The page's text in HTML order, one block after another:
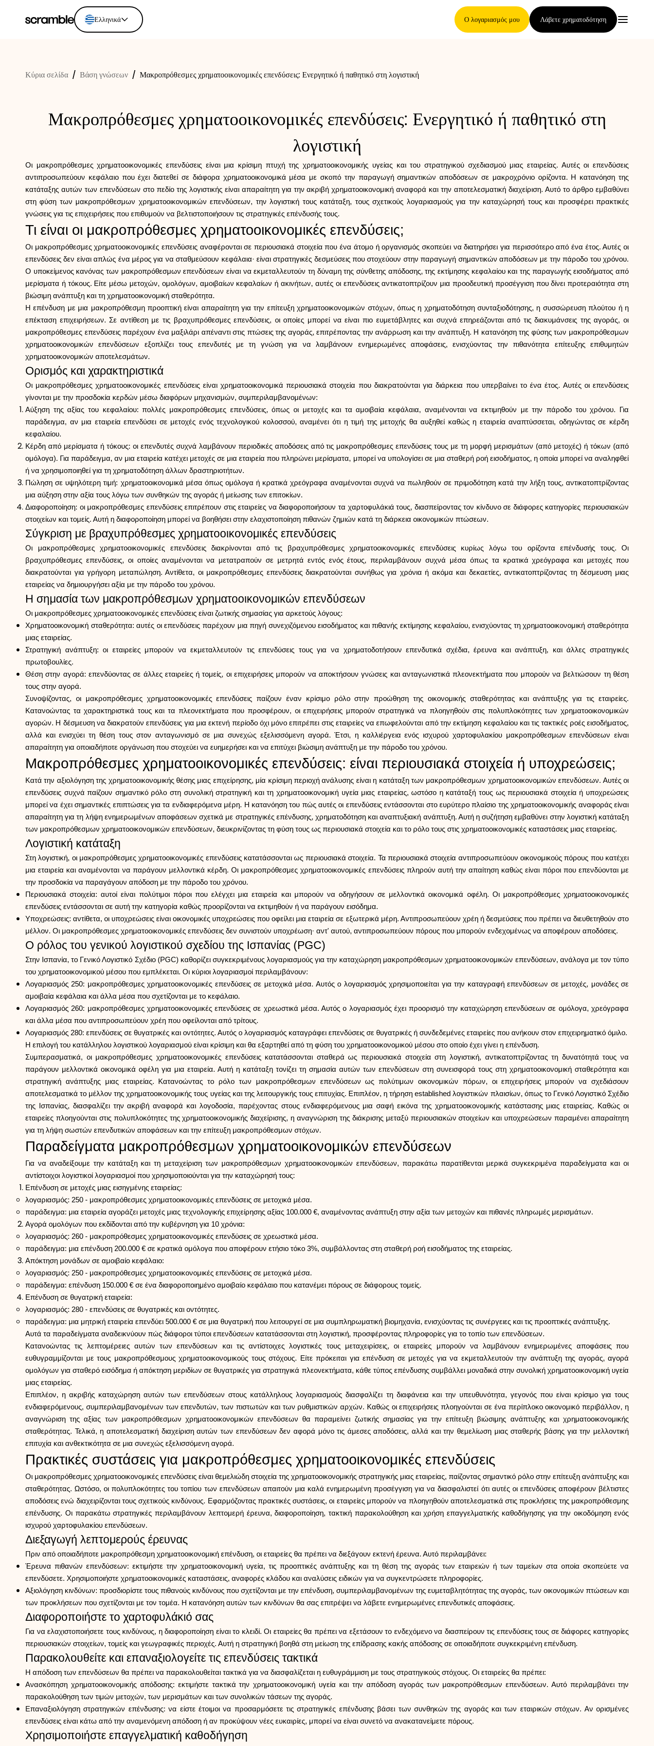
Ελληνικά
Español
Deutsch
Ο λογαριασμός μου Λάβετε χρηματοδότηση
Όροι ανάθεσης απαιτήσεων
Γκαλερί μαρκών
Υπολογιστές
Ιστορικό γύρων
Ιστολόγιο
Επικοινωνήστε μαζί μας
ask@scrambleup.com
Κύρια σελίδα / Βάση γνώσεων / Μακροπρόθεσμες χρηματοοικονομικές επενδύσεις: Ενεργητικό ή παθητικό στη λογιστική
Μακροπρόθεσμες χρηματοοικονομικές επενδύσεις: Ενεργητικό ή παθητικό στη
λογιστική
Οι μακροπρόθεσμες χρηματοοικονομικές επενδύσεις είναι μια κρίσιμη πτυχή της χρηματοοικονομικής υγείας και του στρατηγικού σχεδιασμού μιας εταιρείας. Αυτές οι επενδύσεις
αντιπροσωπεύουν κεφάλαιο που έχει διατεθεί σε διάφορα χρηματοοικονομικά μέσα με σκοπό την παραγωγή σημαντικών αποδόσεων σε μακροχρόνιο ορίζοντα. Η κατανόηση της
κατάταξης αυτών των επενδύσεων στο πεδίο της λογιστικής είναι απαραίτητη για την ακριβή χρηματοοικονομική αναφορά και την αποτελεσματική διαχείριση. Αυτό το άρθρο εμβαθύνει
στη φύση των μακροπρόθεσμων χρηματοοικονομικών επενδύσεων, την λογιστική τους κατάταξη, τους σχετικούς λογαριασμούς για την καταχώρησή τους και προσφέρει πρακτικές
γνώσεις για τις επιχειρήσεις που επιθυμούν να βελτιστοποιήσουν τις στρατηγικές επένδυσής τους.
Τι είναι οι μακροπρόθεσμες χρηματοοικονομικές επενδύσεις;
Οι μακροπρόθεσμες χρηματοοικονομικές επενδύσεις αναφέρονται σε περιουσιακά στοιχεία που ένα άτομο ή οργανισμός σκοπεύει να διατηρήσει για περισσότερο από ένα έτος. Αυτές οι
επενδύσεις δεν είναι απλώς ένα μέρος για να σταθμεύσουν κεφάλαια· είναι στρατηγικές δεσμεύσεις που στοχεύουν στην παραγωγή σημαντικών αποδόσεων με την πάροδο του χρόνου.
Ο υποκείμενος κανόνας των μακροπρόθεσμων επενδύσεων είναι να εκμεταλλευτούν τη δύναμη της σύνθετης απόδοσης, της εκτίμησης κεφαλαίου και της παραγωγής εισοδήματος από
μερίσματα ή τόκους. Είτε μέσω μετοχών, ομολόγων, αμοιβαίων κεφαλαίων ή ακινήτων, αυτές οι επενδύσεις αντικατοπτρίζουν μια προοδευτική προσέγγιση που δίνει προτεραιότητα στη
βιώσιμη ανάπτυξη και τη χρηματοοικονομική σταθερότητα.
Η επένδυση με μια μακροπρόθεσμη προοπτική είναι απαραίτητη για την επίτευξη χρηματοοικονομικών στόχων, όπως η χρηματοδότηση συνταξιοδότησης, η συσσώρευση πλούτου ή η
επέκταση επιχειρήσεων. Σε αντίθεση με τις βραχυπρόθεσμες επενδύσεις, οι οποίες μπορεί να είναι πιο ευμετάβλητες και συχνά επηρεάζονται από τις διακυμάνσεις της αγοράς, οι
μακροπρόθεσμες επενδύσεις παρέχουν ένα μαξιλάρι απέναντι στις πτώσεις της αγοράς, επιτρέποντας την ανάρρωση και την ανάπτυξη. Η κατανόηση της φύσης των μακροπρόθεσμων
χρηματοοικονομικών επενδύσεων εξοπλίζει τους επενδυτές με τη γνώση για να λαμβάνουν ενημερωμένες αποφάσεις, ενισχύοντας την πιθανότητα επίτευξης επιθυμητών
χρηματοοικονομικών αποτελεσμάτων.
Ορισμός και χαρακτηριστικά
Οι μακροπρόθεσμες χρηματοοικονομικές επενδύσεις είναι χρηματοοικονομικά περιουσιακά στοιχεία που διακρατούνται για διάρκεια που υπερβαίνει το ένα έτος. Αυτές οι επενδύσεις
γίνονται με την προσδοκία κερδών μέσω διαφόρων μηχανισμών, συμπεριλαμβανομένων:
Αύξηση της αξίας του κεφαλαίου: πολλές μακροπρόθεσμες επενδύσεις, όπως οι μετοχές και τα αμοιβαία κεφάλαια, αναμένονται να εκτιμηθούν με την πάροδο του χρόνου. Για
παράδειγμα, αν μια εταιρεία επενδύσει σε μετοχές ενός τεχνολογικού κολοσσού, αναμένει ότι η τιμή της μετοχής θα αυξηθεί καθώς η εταιρεία αναπτύσσεται, οδηγώντας σε κέρδη
κεφαλαίου.
Κέρδη από μερίσματα ή τόκους: οι επενδυτές συχνά λαμβάνουν περιοδικές αποδόσεις από τις μακροπρόθεσμες επενδύσεις τους με τη μορφή μερισμάτων (από μετοχές) ή τόκων (από
ομόλογα). Για παράδειγμα, αν μια εταιρεία κατέχει μετοχές σε μια εταιρεία που πληρώνει μερίσματα, μπορεί να υπολογίσει σε μια σταθερή ροή εισοδήματος, η οποία μπορεί να αναληφθεί
ή να χρησιμοποιηθεί για τη χρηματοδότηση άλλων δραστηριοτήτων.
Πώληση σε υψηλότερη τιμή: χρηματοοικονομικά μέσα όπως ομόλογα ή κρατικά χρεόγραφα αναμένονται συχνά να πωληθούν σε πριμοδότηση κατά την λήξη τους, αντικατοπτρίζοντας
μια αύξηση στην αξία τους λόγω των συνθηκών της αγοράς ή μείωσης των επιτοκίων.
Διαφοροποίηση: οι μακροπρόθεσμες επενδύσεις επιτρέπουν στις εταιρείες να διαφοροποιήσουν τα χαρτοφυλάκιά τους, διασπείροντας τον κίνδυνο σε διάφορες κατηγορίες περιουσιακών
στοιχείων και τομείς. Αυτή η διαφοροποίηση μπορεί να βοηθήσει στην ελαχιστοποίηση πιθανών ζημιών κατά τη διάρκεια οικονομικών πτώσεων.
Σύγκριση με βραχυπρόθεσμες χρηματοοικονομικές επενδύσεις
Οι μακροπρόθεσμες χρηματοοικονομικές επενδύσεις διακρίνονται από τις βραχυπρόθεσμες χρηματοοικονομικές επενδύσεις κυρίως λόγω του ορίζοντα επένδυσής τους. Οι
βραχυπρόθεσμες επενδύσεις, οι οποίες αναμένονται να μετατραπούν σε μετρητά εντός ενός έτους, περιλαμβάνουν συχνά μέσα όπως τα κρατικά χρεόγραφα και μετοχές που
διακρατούνται για γρήγορη μεταπώληση. Αντίθετα, οι μακροπρόθεσμες επενδύσεις διακρατούνται συνήθως για χρόνια ή ακόμα και δεκαετίες, αντικατοπτρίζοντας τη δέσμευση μιας
εταιρείας να δημιουργήσει αξία με την πάροδο του χρόνου.
Η σημασία των μακροπρόθεσμων χρηματοοικονομικών επενδύσεων
Οι μακροπρόθεσμες χρηματοοικονομικές επενδύσεις είναι ζωτικής σημασίας για αρκετούς λόγους:
Χρηματοοικονομική σταθερότητα: αυτές οι επενδύσεις παρέχουν μια πηγή συνεχιζόμενου εισοδήματος και πιθανής εκτίμησης κεφαλαίου, ενισχύοντας τη χρηματοοικονομική σταθερότητα
μιας εταιρείας.
Στρατηγική ανάπτυξη: οι εταιρείες μπορούν να εκμεταλλευτούν τις επενδύσεις τους για να χρηματοδοτήσουν επενδυτικά σχέδια, έρευνα και ανάπτυξη, και άλλες στρατηγικές
πρωτοβουλίες.
Θέση στην αγορά: επενδύοντας σε άλλες εταιρείες ή τομείς, οι επιχειρήσεις μπορούν να αποκτήσουν γνώσεις και ανταγωνιστικά πλεονεκτήματα που μπορούν να βελτιώσουν τη θέση
τους στην αγορά.
Συνοψίζοντας, οι μακροπρόθεσμες χρηματοοικονομικές επενδύσεις παίζουν έναν κρίσιμο ρόλο στην προώθηση της οικονομικής σταθερότητας και ανάπτυξης για τις εταιρείες.
Κατανοώντας τα χαρακτηριστικά τους και τα πλεονεκτήματα που προσφέρουν, οι επιχειρήσεις μπορούν στρατηγικά να πλοηγηθούν στις πολυπλοκότητες των χρηματοοικονομικών
αγορών. Η δέσμευση να διακρατούν επενδύσεις για μια εκτενή περίοδο όχι μόνο επιτρέπει στις εταιρείες να επωφελούνται από την εκτίμηση κεφαλαίου και τις τακτικές ροές εισοδήματος,
αλλά και ενισχύει τη θέση τους στον ανταγωνισμό σε μια συνεχώς εξελισσόμενη αγορά. Έτσι, η καλλιέργεια ενός ισχυρού χαρτοφυλακίου μακροπρόθεσμων επενδύσεων είναι
απαραίτητη για οποιαδήποτε οργάνωση που στοχεύει να ευημερήσει και να επιτύχει βιώσιμη ανάπτυξη με την πάροδο του χρόνου.
Μακροπρόθεσμες χρηματοοικονομικές επενδύσεις: είναι περιουσιακά στοιχεία ή υποχρεώσεις;
Κατά την αξιολόγηση της χρηματοοικονομικής θέσης μιας επιχείρησης, μία κρίσιμη περιοχή ανάλυσης είναι η κατάταξη των μακροπρόθεσμων χρηματοοικονομικών επενδύσεων. Αυτές οι
επενδύσεις συχνά παίζουν σημαντικό ρόλο στη συνολική στρατηγική και τη χρηματοοικονομική υγεία μιας εταιρείας, ωστόσο η κατάταξή τους ως περιουσιακά στοιχεία ή υποχρεώσεις
μπορεί να έχει σημαντικές επιπτώσεις για τα ενδιαφερόμενα μέρη. Η κατανόηση του πώς αυτές οι επενδύσεις εντάσσονται στο ευρύτερο πλαίσιο της χρηματοοικονομικής αναφοράς είναι
απαραίτητη για τη λήψη ενημερωμένων αποφάσεων σχετικά με στρατηγικές επένδυσης, χρηματοδότηση και αναπτυξιακή ανάπτυξη. Αυτή η συζήτηση εμβαθύνει στην λογιστική κατάταξη
των μακροπρόθεσμων χρηματοοικονομικών επενδύσεων, διευκρινίζοντας τη φύση τους ως περιουσιακά στοιχεία και το ρόλο τους στις χρηματοοικονομικές καταστάσεις μιας εταιρείας.
Λογιστική κατάταξη
Στη λογιστική, οι μακροπρόθεσμες χρηματοοικονομικές επενδύσεις κατατάσσονται ως περιουσιακά στοιχεία. Τα περιουσιακά στοιχεία αντιπροσωπεύουν οικονομικούς πόρους που κατέχει
μια εταιρεία και αναμένονται να παράγουν μελλοντικά κέρδη. Οι μακροπρόθεσμες χρηματοοικονομικές επενδύσεις πληρούν αυτή την απαίτηση καθώς είναι πόροι που επενδύονται με
την προσδοκία να παραγάγουν απόδοση με την πάροδο του χρόνου.
Περιουσιακά στοιχεία: αυτοί είναι πολύτιμοι πόροι που ελέγχει μια εταιρεία και μπορούν να οδηγήσουν σε μελλοντικά οικονομικά οφέλη. Οι μακροπρόθεσμες χρηματοοικονομικές
επενδύσεις εντάσσονται σε αυτή την κατηγορία καθώς προορίζονται να εκτιμηθούν ή να παράγουν εισόδημα.
Υποχρεώσεις: αντίθετα, οι υποχρεώσεις είναι οικονομικές υποχρεώσεις που οφείλει μια εταιρεία σε εξωτερικά μέρη. Αντιπροσωπεύουν χρέη ή δεσμεύσεις που πρέπει να διευθετηθούν στο
μέλλον. Οι μακροπρόθεσμες χρηματοοικονομικές επενδύσεις δεν συνιστούν υποχρέωση· αντ' αυτού, αντιπροσωπεύουν πόρους που μπορούν ενδεχομένως να αποφέρουν αποδόσεις.
Ο ρόλος του γενικού λογιστικού σχεδίου της Ισπανίας (PGC)
Στην Ισπανία, το Γενικό Λογιστικό Σχέδιο (PGC) καθορίζει συγκεκριμένους λογαριασμούς για την καταχώρηση μακροπρόθεσμων χρηματοοικονομικών επενδύσεων, ανάλογα με τον τύπο
του χρηματοοικονομικού μέσου που εμπλέκεται. Οι κύριοι λογαριασμοί περιλαμβάνουν:
Λογαριασμός 250: μακροπρόθεσμες χρηματοοικονομικές επενδύσεις σε μετοχικά μέσα. Αυτός ο λογαριασμός χρησιμοποιείται για την καταγραφή επενδύσεων σε μετοχές, μονάδες σε
αμοιβαία κεφάλαια και άλλα μέσα που σχετίζονται με το κεφάλαιο.
Λογαριασμός 260: μακροπρόθεσμες χρηματοοικονομικές επενδύσεις σε χρεωστικά μέσα. Αυτός ο λογαριασμός έχει προορισμό την καταχώρηση επενδύσεων σε ομόλογα, χρεόγραφα
και άλλα μέσα που αντιπροσωπεύουν χρέη που οφείλονται από τρίτους.
Λογαριασμός 280: επενδύσεις σε θυγατρικές και οντότητες. Αυτός ο λογαριασμός καταγράφει επενδύσεις σε θυγατρικές ή συνδεδεμένες εταιρείες που ανήκουν στον επιχειρηματικό όμιλο.
Η επιλογή του κατάλληλου λογιστικού λογαριασμού είναι κρίσιμη και θα εξαρτηθεί από τη φύση του χρηματοοικονομικού μέσου στο οποίο έχει γίνει η επένδυση.
Συμπερασματικά, οι μακροπρόθεσμες χρηματοοικονομικές επενδύσεις κατατάσσονται σταθερά ως περιουσιακά στοιχεία στη λογιστική, αντικατοπτρίζοντας τη δυνατότητά τους να
παράγουν μελλοντικά οικονομικά οφέλη για μια εταιρεία. Αυτή η κατάταξη τονίζει τη σημασία αυτών των επενδύσεων στη συνεισφορά τους στη χρηματοοικονομική σταθερότητα και
στρατηγική ανάπτυξης μιας εταιρείας. Κατανοώντας το ρόλο των μακροπρόθεσμων επενδύσεων ως πολύτιμων οικονομικών πόρων, οι επιχειρήσεις μπορούν να σχεδιάσουν
αποτελεσματικά το μέλλον της χρηματοοικονομικής τους υγείας και της λειτουργικής τους επιτυχίας. Επιπλέον, η τήρηση established λογιστικών πλαισίων, όπως το Γενικό Λογιστικό Σχέδιο
της Ισπανίας, διασφαλίζει την ακριβή αναφορά και λογοδοσία, παρέχοντας στους ενδιαφερόμενους μια σαφή εικόνα της χρηματοοικονομικής κατάστασης μιας εταιρείας. Καθώς οι
εταιρείες πλοηγούνται στις πολυπλοκότητες της χρηματοοικονομικής διαχείρισης, η αναγνώριση της διάκρισης μεταξύ περιουσιακών στοιχείων και υποχρεώσεων παραμένει απαραίτητη
για τη λήψη σωστών επενδυτικών αποφάσεων και την επίτευξη μακροπρόθεσμων στόχων.
Παραδείγματα μακροπρόθεσμων χρηματοοικονομικών επενδύσεων
Για να αναδείξουμε την κατάταξη και τη μεταχείριση των μακροπρόθεσμων χρηματοοικονομικών επενδύσεων, παρακάτω παρατίθενται μερικά συγκεκριμένα παραδείγματα και οι
αντίστοιχοι λογιστικοί λογαριασμοί που χρησιμοποιούνται για την καταχώρησή τους:
Επένδυση σε μετοχές μιας εισηγμένης εταιρείας:
λογαριασμός: 250 - μακροπρόθεσμες χρηματοοικονομικές επενδύσεις σε μετοχικά μέσα.
παράδειγμα: μια εταιρεία αγοράζει μετοχές μιας τεχνολογικής επιχείρησης αξίας 100.000 €, αναμένοντας ανάπτυξη στην αξία των μετοχών και πιθανές πληρωμές μερισμάτων.
Αγορά ομολόγων που εκδίδονται από την κυβέρνηση για 10 χρόνια:
λογαριασμός: 260 - μακροπρόθεσμες χρηματοοικονομικές επενδύσεις σε χρεωστικά μέσα.
παράδειγμα: μια επένδυση 200.000 € σε κρατικά ομόλογα που αποφέρουν ετήσιο τόκο 3%, συμβάλλοντας στη σταθερή ροή εισοδήματος της εταιρείας.
Απόκτηση μονάδων σε αμοιβαίο κεφάλαιο:
λογαριασμός: 250 - μακροπρόθεσμες χρηματοοικονομικές επενδύσεις σε μετοχικά μέσα.
παράδειγμα: επένδυση 150.000 € σε ένα διαφοροποιημένο αμοιβαίο κεφάλαιο που κατανέμει πόρους σε διάφορους τομείς.
Επένδυση σε θυγατρική εταιρεία:
λογαριασμός: 280 - επενδύσεις σε θυγατρικές και οντότητες.
παράδειγμα: μια μητρική εταιρεία επενδύει 500.000 € σε μια θυγατρική που λειτουργεί σε μια συμπληρωματική βιομηχανία, ενισχύοντας τις συνέργειες και τις προοπτικές ανάπτυξης.
Αυτά τα παραδείγματα αναδεικνύουν πώς διάφοροι τύποι επενδύσεων κατατάσσονται στη λογιστική, προσφέροντας πληροφορίες για το τοπίο των επενδύσεων.
Κατανοώντας τις λεπτομέρειες αυτών των επενδύσεων και τις αντίστοιχες λογιστικές τους μεταχειρίσεις, οι εταιρείες μπορούν να λαμβάνουν ενημερωμένες αποφάσεις που
ευθυγραμμίζονται με τους μακροπρόθεσμους χρηματοοικονομικούς τους στόχους. Είτε πρόκειται για επένδυση σε μετοχές για να εκμεταλλευτούν την ανάπτυξη της αγοράς, αγορά
ομολόγων για σταθερό εισόδημα ή απόκτηση μεριδίων σε θυγατρικές για στρατηγικά πλεονεκτήματα, κάθε τύπος επένδυσης συμβάλλει μοναδικά στην συνολική χρηματοοικονομική υγεία
μιας εταιρείας.
Επιπλέον, η ακριβής καταχώρηση αυτών των επενδύσεων στους κατάλληλους λογαριασμούς διασφαλίζει τη διαφάνεια και την υπευθυνότητα, γεγονός που είναι κρίσιμο για τους
ενδιαφερόμενους, συμπεριλαμβανομένων των επενδυτών, των πιστωτών και των ρυθμιστικών αρχών. Καθώς οι επιχειρήσεις πλοηγούνται σε ένα περίπλοκο οικονομικό περιβάλλον, η
αναγνώριση της αξίας των μακροπρόθεσμων χρηματοοικονομικών επενδύσεων θα παραμείνει ζωτικής σημασίας για την επίτευξη βιώσιμης ανάπτυξης και χρηματοοικονομικής
σταθερότητας. Τελικά, η αποτελεσματική διαχείριση αυτών των επενδύσεων δεν αφορά μόνο τις άμεσες αποδόσεις, αλλά και την θεμελίωση μιας σταθερής βάσης για την μελλοντική
επιτυχία και ανθεκτικότητα σε μια συνεχώς εξελισσόμενη αγορά.
Πρακτικές συστάσεις για μακροπρόθεσμες χρηματοοικονομικές επενδύσεις
Οι μακροπρόθεσμες χρηματοοικονομικές επενδύσεις είναι θεμελιώδη στοιχεία της χρηματοοικονομικής στρατηγικής μιας εταιρείας, παίζοντας σημαντικό ρόλο στην επίτευξη ανάπτυξης και
σταθερότητας. Ωστόσο, οι πολυπλοκότητες του τοπίου των επενδύσεων απαιτούν μια καλά ενημερωμένη προσέγγιση για να διασφαλιστεί ότι αυτές οι επενδύσεις αποφέρουν βέλτιστες
αποδόσεις ενώ διαχειρίζονται τους σχετικούς κινδύνους. Εφαρμόζοντας πρακτικές συστάσεις, οι εταιρείες μπορούν να πλοηγηθούν αποτελεσματικά στις προκλήσεις της μακροπρόθεσμης
επένδυσης. Οι παρακάτω στρατηγικές περιλαμβάνουν λεπτομερή έρευνα, διαφοροποίηση, τακτική παρακολούθηση και χρήση επαγγελματικής καθοδήγησης για την οικοδόμηση ενός
ισχυρού χαρτοφυλακίου επενδύσεων.
Διεξαγωγή λεπτομερούς έρευνας
Πριν από οποιαδήποτε μακροπρόθεσμη χρηματοοικονομική επένδυση, οι εταιρείες θα πρέπει να διεξάγουν εκτενή έρευνα. Αυτό περιλαμβάνει:
Έρευνα πιθανών επενδύσεων: εκτιμήστε την χρηματοοικονομική υγεία, τις προοπτικές ανάπτυξης και τη θέση της αγοράς των εταιρειών ή των ταμείων στα οποία σκοπεύετε να
επενδύσετε. Χρησιμοποιήστε χρηματοοικονομικές καταστάσεις, αναφορές κλάδου και αναλύσεις ειδικών για να συγκεντρώσετε πληροφορίες.
Αξιολόγηση κινδύνων: προσδιορίστε τους πιθανούς κινδύνους που σχετίζονται με την επένδυση, συμπεριλαμβανομένων της ευμεταβλητότητας της αγοράς, των οικονομικών πτώσεων και
των προκλήσεων που σχετίζονται με τον τομέα. Η κατανόηση αυτών των κινδύνων θα σας επιτρέψει να λάβετε ενημερωμένες επενδυτικές αποφάσεις.
Διαφοροποιήστε το χαρτοφυλάκιό σας
Για να ελαχιστοποιήσετε τους κινδύνους, η διαφοροποίηση είναι το κλειδί. Οι εταιρείες θα πρέπει να εξετάσουν το ενδεχόμενο να διασπείρουν τις επενδύσεις τους σε διάφορες κατηγορίες
περιουσιακών στοιχείων, τομείς και γεωγραφικές περιοχές. Αυτή η στρατηγική βοηθά στη μείωση της επίδρασης κακής απόδοσης σε οποιαδήποτε συγκεκριμένη επένδυση.
Παρακολουθείτε και επαναξιολογείτε τις επενδύσεις τακτικά
Η απόδοση των επενδύσεων θα πρέπει να παρακολουθείται τακτικά για να διασφαλίζεται η ευθυγράμμιση με τους στρατηγικούς στόχους. Οι εταιρείες θα πρέπει:
Ανασκόπηση χρηματοοικονομικής απόδοσης: εκτιμήστε τακτικά την χρηματοοικονομική υγεία και την απόδοση αγοράς των μακροπρόθεσμων επενδύσεων. Αυτό περιλαμβάνει την
παρακολούθηση των τιμών μετοχών, των μερισμάτων και των συνολικών τάσεων της αγοράς.
Επαναξιολόγηση στρατηγικών επένδυσης: να είστε έτοιμοι να προσαρμόσετε τις στρατηγικές επένδυσης βάσει των συνθηκών της αγοράς και των εταιρικών στόχων. Αν ορισμένες
επενδύσεις είναι κάτω από την αναμενόμενη απόδοση ή αν προκύψουν νέες ευκαιρίες, μπορεί να είναι συνετό να ανακατανείμετε πόρους.
Χρησιμοποιήστε επαγγελματική καθοδήγηση